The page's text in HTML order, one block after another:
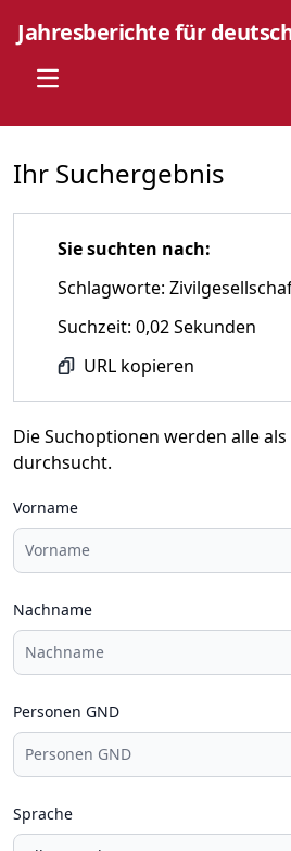
Jahresberichte für
Open main menu
Ihr Suchergebnis
Sie suchten nach:
Schlagworte:
Suchzeit: 0,02 Sekunden
URL kopieren
Die Suchoptionen werden alle
durchsucht.
Vorname
Nachname
Personen GND
Sprache